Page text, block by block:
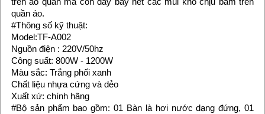
quần áo.
#Thông số kỹ thuật:
Model:TF-A002
Nguồn điện : 220V/50hz
Công suất: 800W - 1200W
Màu sắc: Trắng phối xanh
Chất liệu nhựa cứng và dẻo
Xuất xứ: chính hãng
#Bộ sản phẩm bao gồm: 01 Bàn là hơi nước dạng đứng, 01